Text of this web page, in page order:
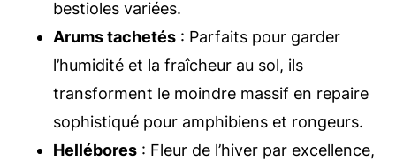
bestioles variées.
Arums tachetés : Parfaits pour garder
l’humidité et la fraîcheur au sol, ils
transforment le moindre massif en repaire
sophistiqué pour amphibiens et rongeurs.
Hellébores : Fleur de l’hiver par excellence,